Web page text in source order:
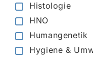
Histologie
HNO
Humangenetik
Hygiene &